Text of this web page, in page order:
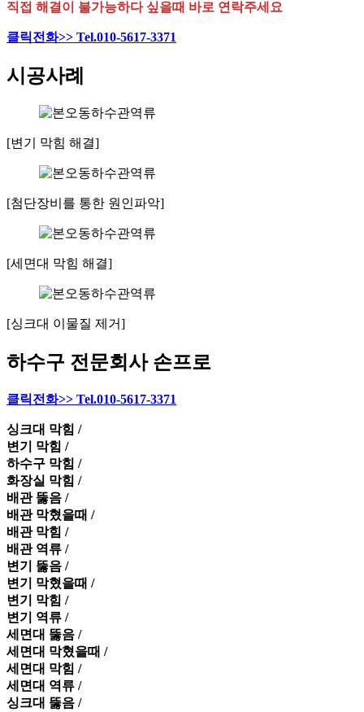
직접 해결이 불가능하다 싶을때 바로 연락주세요
클릭전화>> Tel.010-5617-3371
시공사례
[변기 막힘 해결]
[첨단장비를 통한 원인파악]
[세면대 막힘 해결]
[싱크대 이물질 제거]
하수구 전문회사 손프로
클릭전화>> Tel.010-5617-3371
싱크대 막힘 /
변기 막힘 /
하수구 막힘 /
화장실 막힘 /
배관 뚫음 /
배관 막혔을때 /
배관 막힘 /
배관 역류 /
변기 뚫음 /
변기 막혔을때 /
변기 막힘 /
변기 역류 /
세면대 뚫음 /
세면대 막혔을때 /
세면대 막힘 /
세면대 역류 /
싱크대 뚫음 /